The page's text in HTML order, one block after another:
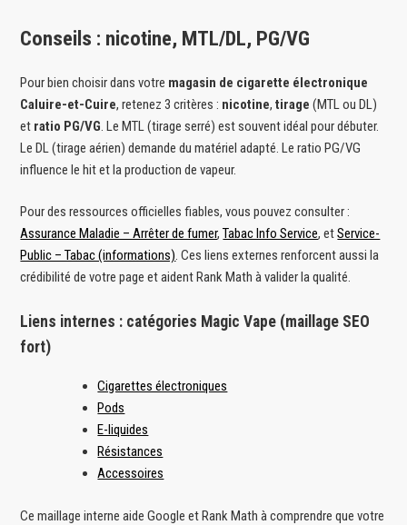
Conseils : nicotine, MTL/DL, PG/VG
Pour bien choisir dans votre magasin de cigarette électronique
Caluire-et-Cuire, retenez 3 critères : nicotine,tirage (MTL ou DL)
et ratio PG/VG. Le MTL (tirage serré) est souvent idéal pour débuter.
Le DL (tirage aérien) demande du matériel adapté. Le ratio PG/VG
influence le hit et la production de vapeur.
Pour des ressources officielles fiables, vous pouvez consulter :
Assurance Maladie – Arrêter de fumer,Tabac Info Service, etService-
Public – Tabac (informations). Ces liens externes renforcent aussi la
crédibilité de votre page et aident Rank Math à valider la qualité.
Liens internes : catégories Magic Vape (maillage SEO
fort)
Cigarettes électroniques
Pods
E-liquides
Résistances
Accessoires
Ce maillage interne aide Google et Rank Math à comprendre que votre